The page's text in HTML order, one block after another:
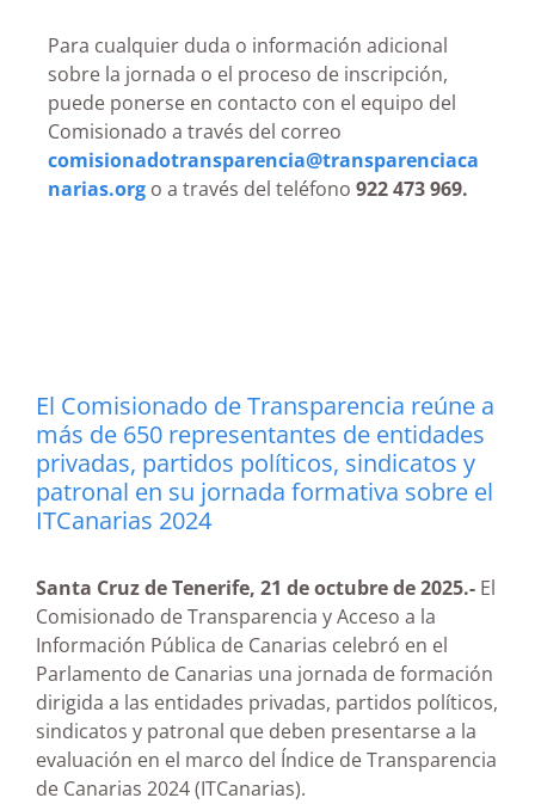
Para cualquier duda o información adicional
sobre la jornada o el proceso de inscripción,
puede ponerse en contacto con el equipo del
Comisionado a través del correo
comisionadotransparencia@transparenciaca
narias.org o a través del teléfono 922 473 969.
El Comisionado de Transparencia reúne a
más de 650 representantes de entidades
privadas, partidos políticos, sindicatos y
patronal en su jornada formativa sobre el
ITCanarias 2024
Santa Cruz de Tenerife, 21 de octubre de 2025.- El
Comisionado de Transparencia y Acceso a la
Información Pública de Canarias celebró en el
Parlamento de Canarias una jornada de formación
dirigida a las entidades privadas, partidos políticos,
sindicatos y patronal que deben presentarse a la
evaluación en el marco del Índice de Transparencia
de Canarias 2024 (ITCanarias).